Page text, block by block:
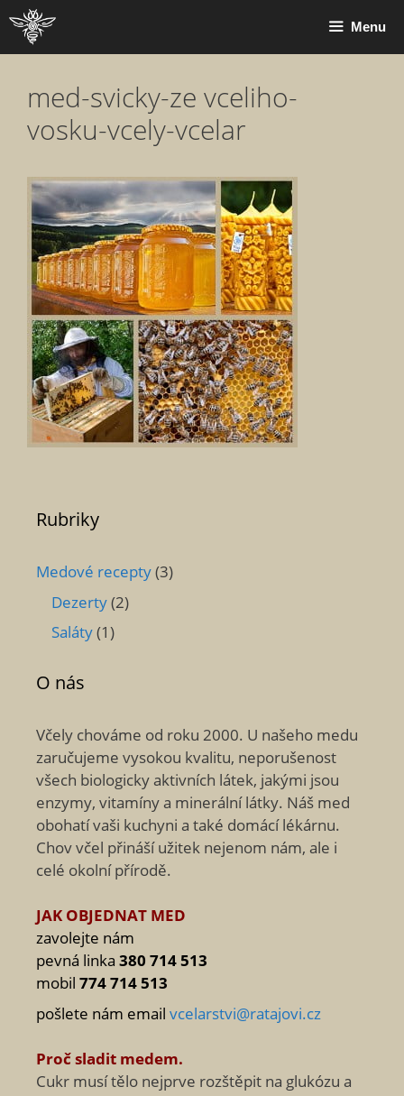
Přeskočit
na
obsah
Menu
med-svicky-ze vceliho-
vosku-vcely-vcelar
Rubriky
Medové recepty(3)
Dezerty(2)
Saláty(1)
O nás
Včely chováme od roku 2000. U našeho medu
zaručujeme vysokou kvalitu, neporušenost
všech biologicky aktivních látek, jakými jsou
enzymy, vitamíny a minerální látky. Náš med
obohatí vaši kuchyni a také domácí lékárnu.
Chov včel přináší užitek nejenom nám, ale i
celé okolní přírodě.
JAK OBJEDNAT MED
zavolejte nám
pevná linka 380 714 513
mobil 774 714 513
pošlete nám email vcelarstvi@ratajovi.cz
Proč sladit medem.
Cukr musí tělo nejprve rozštěpit na glukózu a